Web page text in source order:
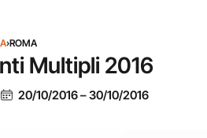
›ROMA
Multipli 2016
20/10/2016–30/10/2016